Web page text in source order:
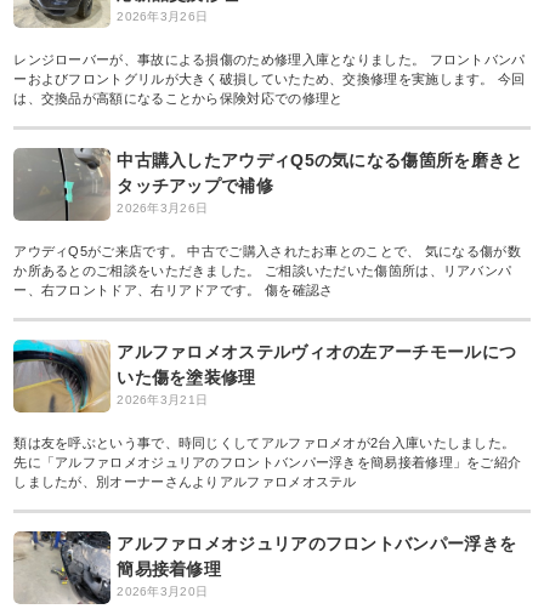
2026年3月26日
レンジローバーが、事故による損傷のため修理入庫となりました。 フロントバンパ
ーおよびフロントグリルが大きく破損していたため、交換修理を実施します。 今回
は、交換品が高額になることから保険対応での修理と
中古購入したアウディQ5の気になる傷箇所を磨きと
タッチアップで補修
2026年3月26日
アウディQ5がご来店です。 中古でご購入されたお車とのことで、 気になる傷が数
か所あるとのご相談をいただきました。 ご相談いただいた傷箇所は、リアバンパ
ー、右フロントドア、右リアドアです。 傷を確認さ
アルファロメオステルヴィオの左アーチモールにつ
いた傷を塗装修理
2026年3月21日
類は友を呼ぶという事で、時同じくしてアルファロメオが2台入庫いたしました。
先に「アルファロメオジュリアのフロントバンパー浮きを簡易接着修理」をご紹介
しましたが、別オーナーさんよりアルファロメオステル
アルファロメオジュリアのフロントバンパー浮きを
簡易接着修理
2026年3月20日